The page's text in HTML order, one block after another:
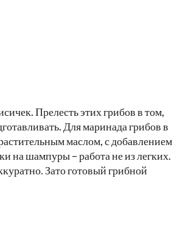
Прелесть этих грибов в том,
Для маринада грибов в
маслом, с добавлением
на шампуры – работа не из легких.
Зато готовый грибной